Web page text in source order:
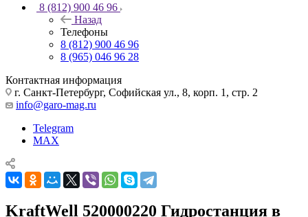
8 (812) 900 46 96
Назад
Телефоны
8 (812) 900 46 96
8 (965) 046 96 28
Контактная информация
г. Санкт-Петербург, Софийская ул., 8, корп. 1, стр. 2
info@garo-mag.ru
Telegram
MAX
KraftWell 520000220 Гидростанция в